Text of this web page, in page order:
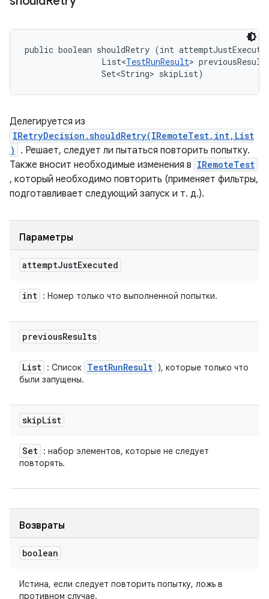
public boolean shouldRetry (int
                List<
TestRunResult>
                Set<String> skipList)
Делегируется из
IRetryDecision.shouldRetry(IRemoteTest,int,List
)
. Решает, следует ли пытаться повторить попытку.
Также вносит необходимые изменения в IRemoteTest
, который необходимо повторить (применяет фильтры,
подготавливает следующий запуск и т. д.).
Параметры
attemptJustExecuted
int : Номер только что выполненной попытки.
previousResults
List : Список TestRunResult ), которые только что
были запущены.
skipList
Set : набор элементов, которые не следует
повторять.
Возвраты
boolean
Истина, если следует повторить попытку, ложь в
противном случае.